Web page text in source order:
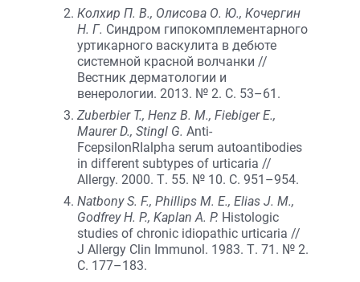
Колхир П. В., Олисова О. Ю., Кочергин
Н. Г. Синдром гипокомплементарного
уртикарного васкулита в дебюте
системной красной волчанки //
Вестник дерматологии и
венерологии. 2013. № 2. С. 53–61.
Zuberbier T., Henz B. M., Fiebiger E.,
Maurer D., Stingl G. Anti-
FcepsilonRIalpha serum autoantibodies
in different subtypes of urticaria //
Allergy. 2000. Т. 55. № 10. С. 951–954.
Natbony S. F., Phillips M. E., Elias J. M.,
Godfrey H. P., Kaplan A. P. Histologic
studies of chronic idiopathic urticaria //
J Allergy Clin Immunol. 1983. Т. 71. № 2.
С. 177–183.